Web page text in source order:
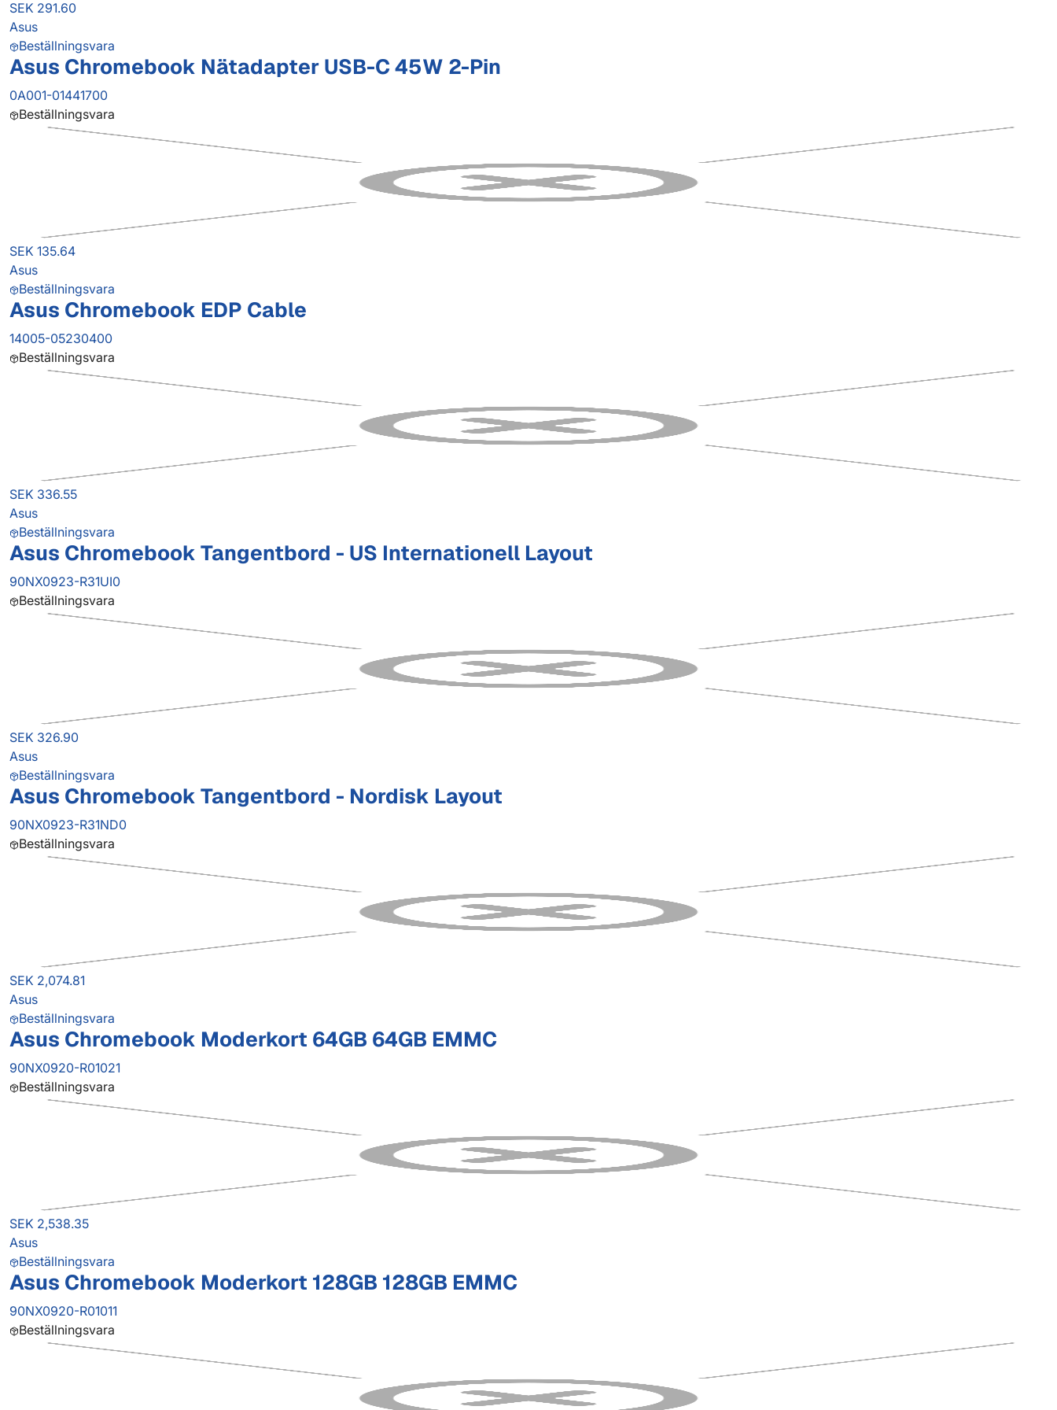
SEK 291.60
Asus
Beställningsvara
Asus Chromebook Nätadapter USB-C 45W 2-Pin
0A001-01441700
Beställningsvara
SEK 135.64
Asus
Beställningsvara
Asus Chromebook EDP Cable
14005-05230400
Beställningsvara
SEK 336.55
Asus
Beställningsvara
Asus Chromebook Tangentbord - US Internationell Layout
90NX0923-R31UI0
Beställningsvara
SEK 326.90
Asus
Beställningsvara
Asus Chromebook Tangentbord - Nordisk Layout
90NX0923-R31ND0
Beställningsvara
SEK 2,074.81
Asus
Beställningsvara
Asus Chromebook Moderkort 64GB 64GB EMMC
90NX0920-R01021
Beställningsvara
SEK 2,538.35
Asus
Beställningsvara
Asus Chromebook Moderkort 128GB 128GB EMMC
90NX0920-R01011
Beställningsvara